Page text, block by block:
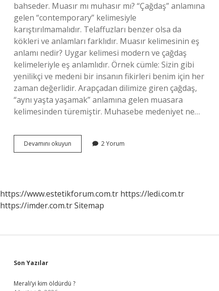
bahseder. Muasır mı muhasır mı? “Çağdaş” anlamına
gelen “contemporary” kelimesiyle
karıştırılmamalıdır. Telaffuzları benzer olsa da
kökleri ve anlamları farklıdır. Muasır kelimesinin eş
anlamı nedir? Uygar kelimesi modern ve çağdaş
kelimeleriyle eş anlamlıdır. Örnek cümle: Sizin gibi
yenilikçi ve medeni bir insanın fikirleri benim için her
zaman değerlidir. Arapçadan dilimize giren çağdaş,
“aynı yaşta yaşamak” anlamına gelen muasara
kelimesinden türemiştir. Muhasebe medeniyet ne…
Devamını okuyun
Kelimesi
2 Yorum
https://www.estetikforum.com.tr https://ledi.com.tr
https://imder.com.trSitemap
Sidebar
Son Yazılar
Merali’yi kim öldürdü ?